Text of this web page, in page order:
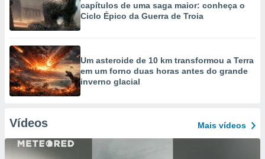
capítulos de uma saga maior: conheça o
Ciclo Épico da Guerra de Troia
Um asteroide de 10 km transformou a Terra
em um forno duas horas antes do grande
inverno glacial
Vídeos Mais vídeos